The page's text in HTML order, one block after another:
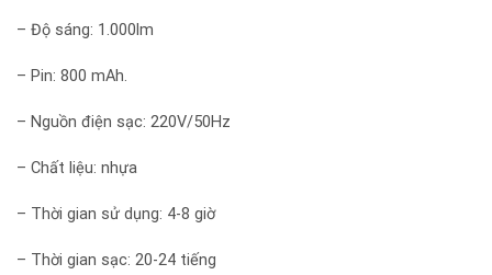
– Độ sáng: 1.000lm
– Pin: 800 mAh.
– Nguồn điện sạc: 220V/50Hz
– Chất liệu: nhựa
– Thời gian sử dụng: 4-8 giờ
– Thời gian sạc: 20-24 tiếng